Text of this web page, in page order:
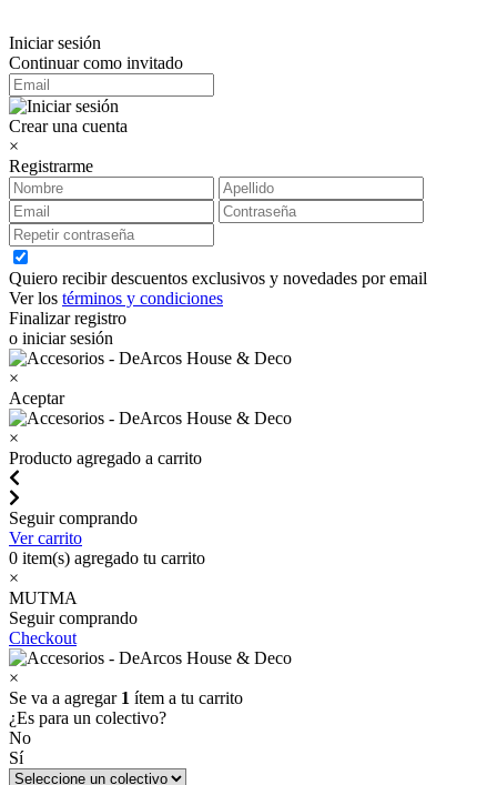
Iniciar sesión
Continuar como invitado
Crear una cuenta
×
Registrarme
Quiero recibir descuentos exclusivos y novedades por email
Ver los términos y condiciones
Finalizar registro
o iniciar sesión
×
Aceptar
×
Producto agregado a carrito
Seguir comprando
Ver carrito
0 item(s) agregado tu carrito
×
MUTMA
Seguir comprando
Checkout
×
Se va a agregar 1 ítem a tu carrito
¿Es para un colectivo?
No
Sí